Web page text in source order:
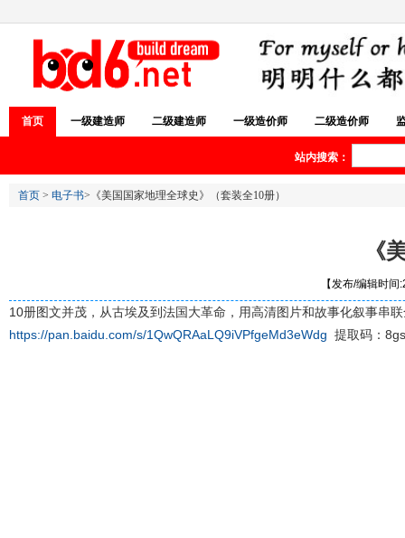
首页 一级建造师 二级建造师 一级造价师 二级造价师
站内搜索：
首页 > 电子书>《美国国家地理全球史》（套装全10册）
《
【发布/编辑时
10册图文并茂，从古埃及到法国大革命，用高清图片和故事化叙事串
https://pan.baidu.com/s/1QwQRAaLQ9iVPfgeMd3eWdg 提取码：